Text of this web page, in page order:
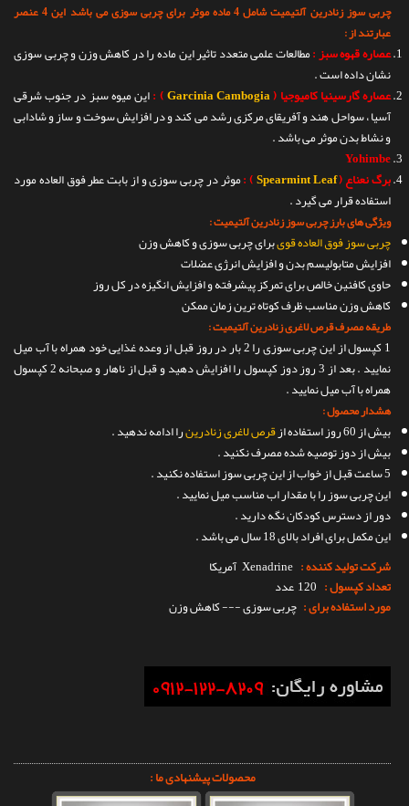
چربی سوز زنادرین آلتیمیت شامل 4 ماده موثر برای چربی سوزی می باشد این 4 عنصر
عبارتند از :
عصاره قهوه سبز :مطالعات علمی متعدد تاثیر این ماده را در کاهش وزن و چربی سوزی
نشان داده است .
عصاره گارسینیا کامیوجیا (Garcinia Cambogia
) :این میوه سبز در جنوب شرقی
آسیا ، سواحل هند و آفریقای مرکزی رشد می کند و در افزایش سوخت و ساز و شادابی
و نشاط بدن موثر می باشد .
Yohimbe
برگ نعناع (Spearmint Leaf
) :موثر در چربی سوزی و از بابت عطر فوق العاده مورد
استفاده قرار می گیرد .
ویژگی های بارز چربی سوز زنادرین آلتیمیت :
چربی سوز فوق العاده قویبرای چربی سوزی و کاهش وزن
افزایش متابولیسم بدن و افزایش انرژی عضلات
حاوی کافئین خالص برای تمرکز پیشرفته و افزایش انگیزه در کل روز
کاهش وزن مناسب ظرف کوتاه ترین زمان ممکن
طریقه مصرف قرص لاغری زنادرین آلتیمیت :
1 کپسول از این چربی سوزی را 2 بار در روز قبل از وعده غذایی خود همراه با آب میل
نمایید . بعد از 3 روز دوز کپسول را افزایش دهید و قبل از ناهار و صبحانه 2 کپسول
همراه با آب میل نمایید .
هشدار محصول :
بیش از 60 روز استفاده از قرص لاغری زنادرینرا ادامه ندهید .
بیش از دوز توصیه شده مصرف نکنید .
5 ساعت قبل از خواب از این چربی سوز استفاده نکنید .
این چربی سوز را با مقدار اب مناسب میل نمایید .
دور از دسترس کودکان نگه دارید .
این مکمل برای افراد بالای 18 سال می باشد .
شرکت تولید کننده : Xenadrine آمریکا
تعداد کپسول : 120 عدد
مورد استفاده برای : چربی سوزی --- کاهش وزن
محصولات پیشنهادی ما :